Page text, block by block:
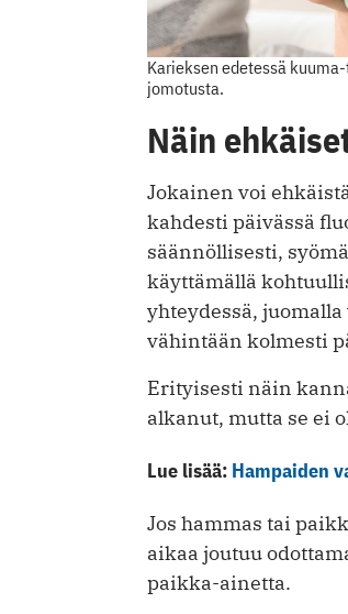
Karieksen edetessä
jomotusta.
Näin
Jokainen voi
kahdesti päivässä
säännöllisesti,
käyttämällä
yhteydessä,
vähintään kolmesti
Erityisesti näin
alkanut, mutta se ei
Lue lisää: Hampaiden
Jos hammas tai
aikaa joutuu
paikka-ainetta.